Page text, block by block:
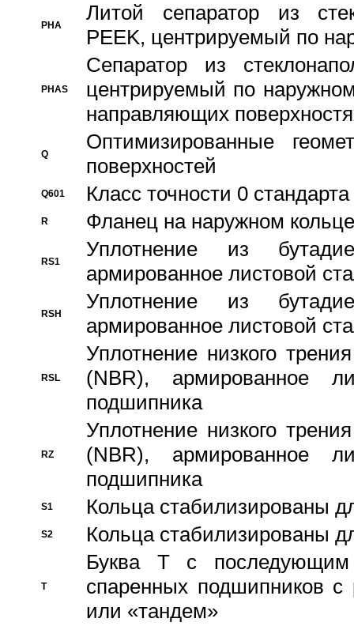
PHA
Литой сепаратор из
PEEK, центрируемый по
PHAS
Сепаратор из
центрируемый по
направляющих
Q
Оптимизированные
поверхностей
Q601 Класс точности 0
R Фланец на наружном кольце
RS1
Уплотнение из
армированное листовой
RSH
Уплотнение из
армированное листовой
RSL
Уплотнение низкого
(NBR), армированное
подшипника
RZ
Уплотнение низкого
(NBR), армированное
подшипника
S1 Кольца стабилизированы
S2 Кольца стабилизированы
T
Буква T с
спаренных подшипников
или «тандем»